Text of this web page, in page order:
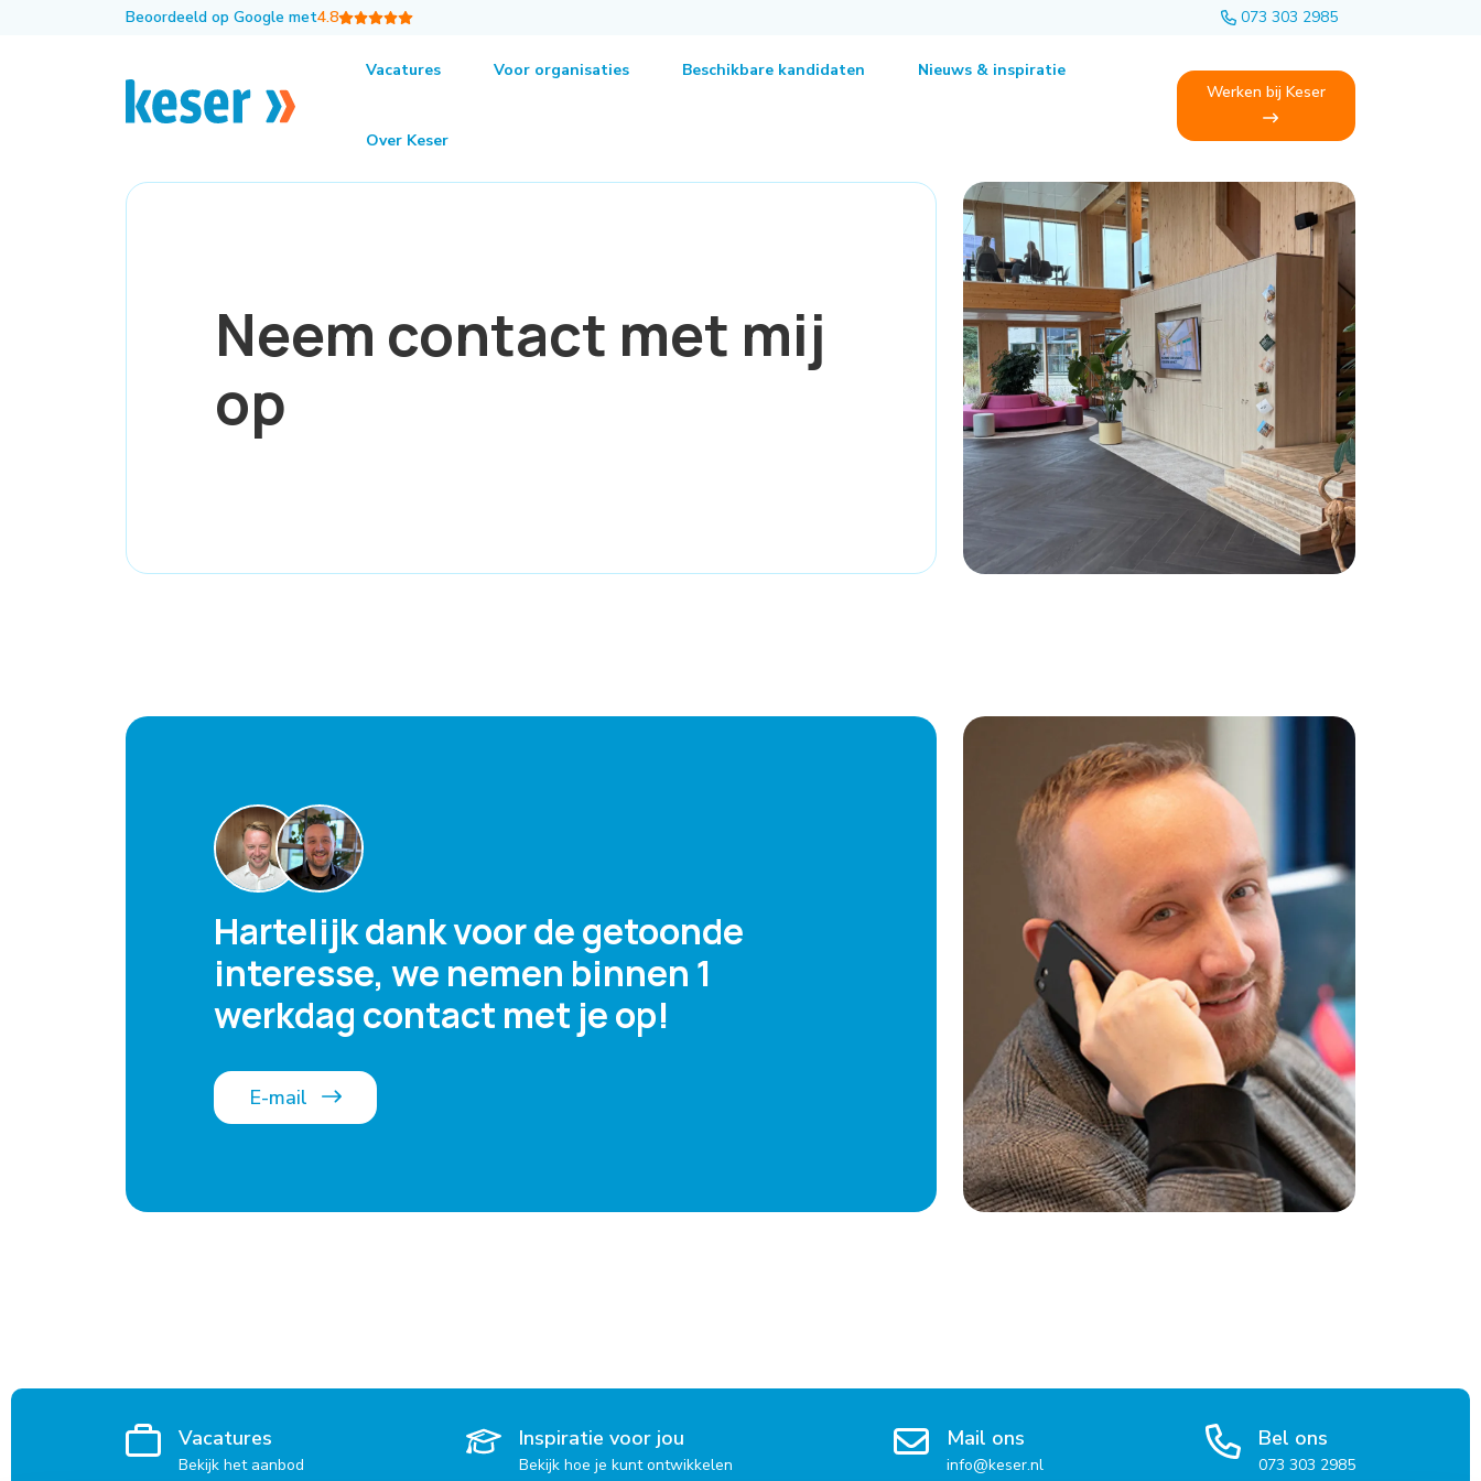
Beoordeeld op Google met4.8 073 303 2985
Vacatures Voor organisaties Beschikbare kandidaten Nieuws & inspiratie
Over Keser
Werken bij Keser
Neem contact met mij
op
Hartelijk dank voor de getoonde
interesse, we nemen binnen 1
werkdag contact met je op!
E-mail
Vacatures
Bekijk het aanbod
Inspiratie voor jou
Bekijk hoe je kunt ontwikkelen
Mail ons
info@keser.nl
Bel ons
073 303 2985